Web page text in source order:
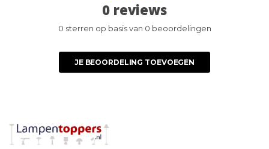
0 reviews
0 sterren op basis van 0 beoordelingen
JE BEOORDELING TOEVOEGEN